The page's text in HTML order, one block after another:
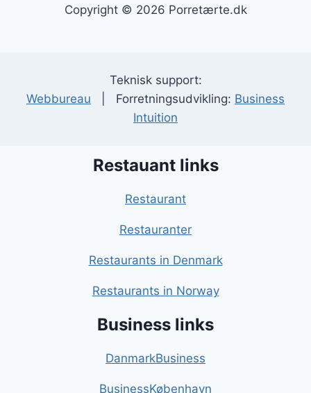
Copyright © 2026 Porretærte.dk
Teknisk support:
Webbureau | Forretningsudvikling: Business
Intuition
Restauant links
Restaurant
Restauranter
Restaurants in Denmark
Restaurants in Norway
Business links
DanmarkBusiness
BusinessKøbenhavn